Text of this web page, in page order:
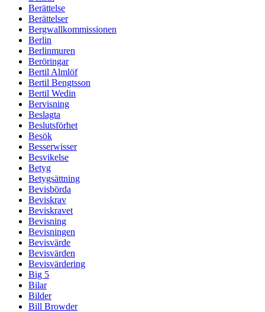
Berättelse
Berättelser
Bergwallkommissionen
Berlin
Berlinmuren
Beröringar
Bertil Almlöf
Bertil Bengtsson
Bertil Wedin
Bervisning
Beslagta
Beslutsförhet
Besök
Besserwisser
Besvikelse
Betyg
Betygsättning
Bevisbörda
Beviskrav
Beviskravet
Bevisning
Bevisningen
Bevisvärde
Bevisvärden
Bevisvärdering
Big 5
Bilar
Bilder
Bill Browder